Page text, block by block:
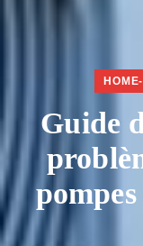
Guide